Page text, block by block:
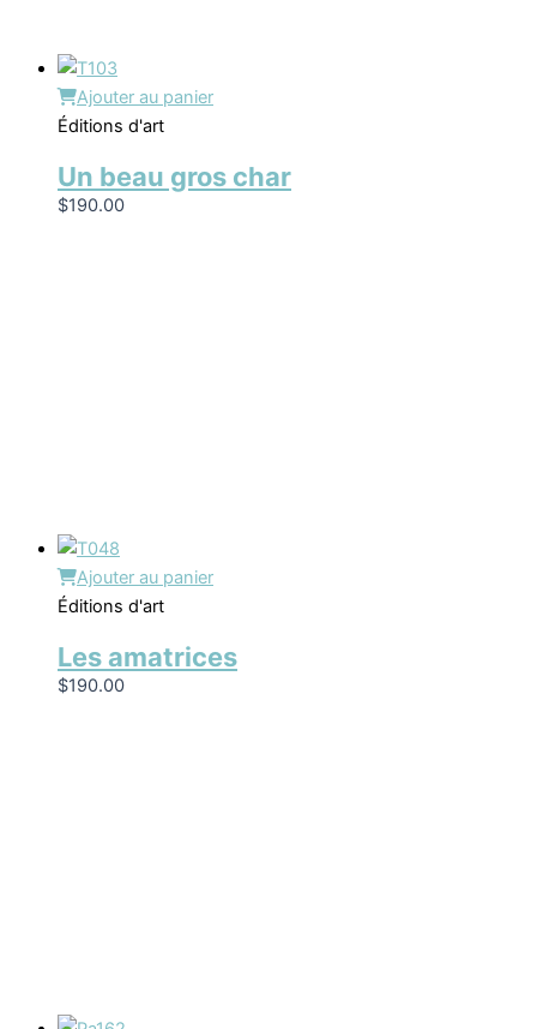
Ajouter au panier
Éditions d'art
Un beau gros char
$190.00
Ajouter au panier
Éditions d'art
Les amatrices
$190.00